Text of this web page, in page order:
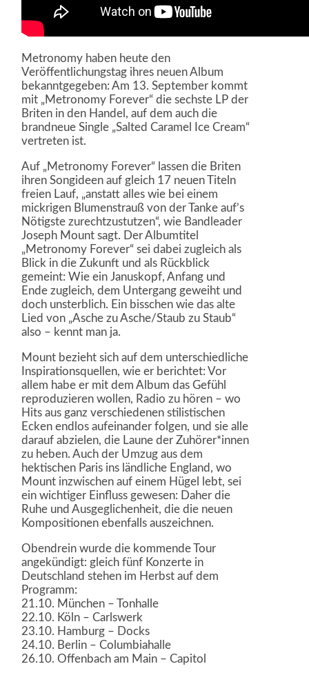
Metronomy haben heute den
Veröffentlichungstag ihres neuen Album
bekanntgegeben: Am 13. September kommt
mit „Metronomy Forever“ die sechste LP der
Briten in den Handel, auf dem auch die
brandneue Single „Salted Caramel Ice Cream“
vertreten ist.
Auf „Metronomy Forever“ lassen die Briten
ihren Songideen auf gleich 17 neuen Titeln
freien Lauf, „anstatt alles wie bei einem
mickrigen Blumenstrauß von der Tanke auf’s
Nötigste zurechtzustutzen“, wie Bandleader
Joseph Mount sagt. Der Albumtitel
„Metronomy Forever“ sei dabei zugleich als
Blick in die Zukunft und als Rückblick
gemeint: Wie ein Januskopf, Anfang und
Ende zugleich, dem Untergang geweiht und
doch unsterblich. Ein bisschen wie das alte
Lied von „Asche zu Asche/Staub zu Staub“
also – kennt man ja.
Mount bezieht sich auf dem unterschiedliche
Inspirationsquellen, wie er berichtet: Vor
allem habe er mit dem Album das Gefühl
reproduzieren wollen, Radio zu hören – wo
Hits aus ganz verschiedenen stilistischen
Ecken endlos aufeinander folgen, und sie alle
darauf abzielen, die Laune der Zuhörer*innen
zu heben. Auch der Umzug aus dem
hektischen Paris ins ländliche England, wo
Mount inzwischen auf einem Hügel lebt, sei
ein wichtiger Einfluss gewesen: Daher die
Ruhe und Ausgeglichenheit, die die neuen
Kompositionen ebenfalls auszeichnen.
Obendrein wurde die kommende Tour
angekündigt: gleich fünf Konzerte in
Deutschland stehen im Herbst auf dem
Programm:
21.10. München – Tonhalle
22.10. Köln – Carlswerk
23.10. Hamburg – Docks
24.10. Berlin – Columbiahalle
26.10. Offenbach am Main – Capitol